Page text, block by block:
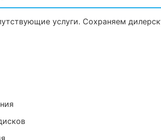
услуги. Сохраняем